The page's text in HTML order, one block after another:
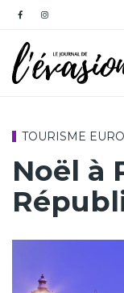
TOURISME
Noël à